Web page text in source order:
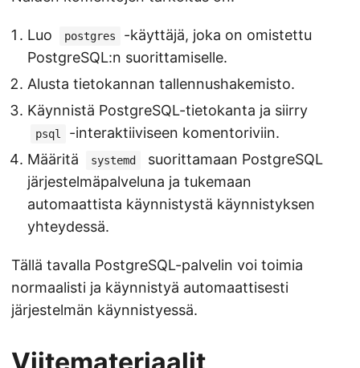
Luo postgres
-käyttäjä, joka on omistettu
PostgreSQL:n suorittamiselle.
Alusta tietokannan tallennushakemisto.
Käynnistä PostgreSQL-tietokanta ja siirry
psql
-interaktiiviseen komentoriviin.
Määritä
systemd
suorittamaan PostgreSQL
järjestelmäpalveluna ja tukemaan
automaattista käynnistystä käynnistyksen
yhteydessä.
Tällä tavalla PostgreSQL-palvelin voi toimia
normaalisti ja käynnistyä automaattisesti
järjestelmän käynnistyessä.